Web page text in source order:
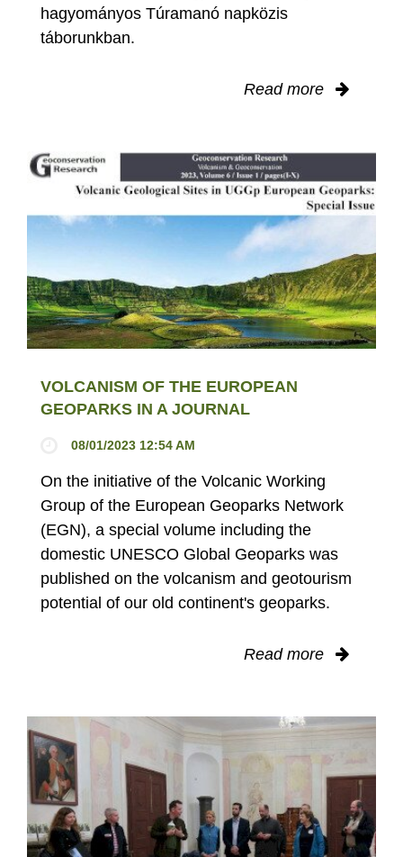
hagyományos Túramanó napközis
táborunkban.
Read more
VOLCANISM OF THE EUROPEAN
GEOPARKS IN A JOURNAL
08/01/2023 12:54 AM
On the initiative of the Volcanic Working
Group of the European Geoparks Network
(EGN), a special volume including the
domestic UNESCO Global Geoparks was
published on the volcanism and geotourism
potential of our old continent's geoparks.
Read more